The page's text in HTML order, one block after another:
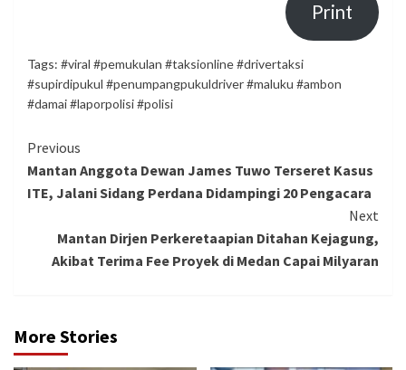
Print
Tags: #viral #pemukulan #taksionline #drivertaksi
#supirdipukul #penumpangpukuldriver #maluku #ambon
#damai #laporpolisi #polisi
Continue
Reading
Previous
Mantan Anggota Dewan James Tuwo Terseret Kasus
ITE, Jalani Sidang Perdana Didampingi 20 Pengacara
Next
Mantan Dirjen Perkeretaapian Ditahan Kejagung,
Akibat Terima Fee Proyek di Medan Capai Milyaran
More Stories